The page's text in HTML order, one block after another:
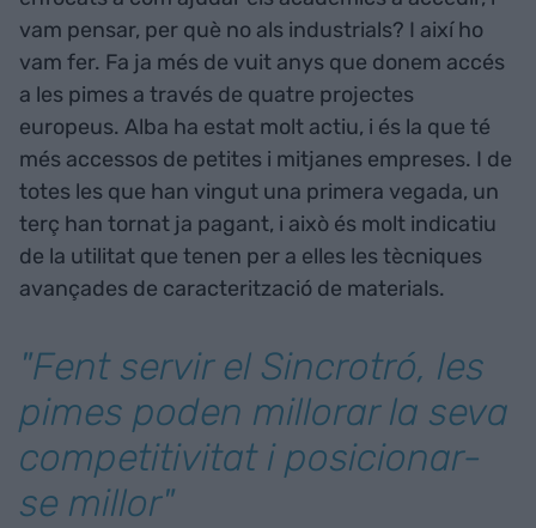
vam pensar, per què no als industrials? I així ho
vam fer. Fa ja més de vuit anys que donem accés
a les pimes a través de quatre projectes
europeus. Alba ha estat molt actiu, i és la que té
més accessos de petites i mitjanes empreses. I de
totes les que han vingut una primera vegada, un
terç han tornat ja pagant, i això és molt indicatiu
de la utilitat que tenen per a elles les tècniques
avançades de caracterització de materials.
"Fent servir el Sincrotró, les
pimes poden millorar la seva
competitivitat i posicionar-
se millor"